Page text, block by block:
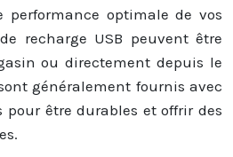
performance optimale de vos
recharge USB peuvent être
ou directement depuis le
généralement fournis avec
être durables et offrir des